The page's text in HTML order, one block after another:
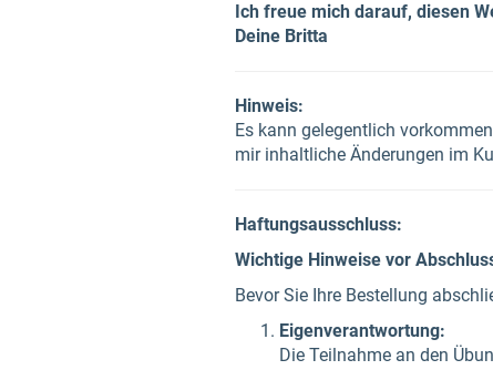
Ich freue mich darauf, diesen
Deine Britta
Hinweis:
Es kann gelegentlich
mir inhaltliche Änderungen im
Haftungsausschluss:
Wichtige Hinweise vor
Bevor Sie Ihre Bestellung
Eigenverantwortung:
Die Teilnahme an den